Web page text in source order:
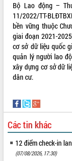
Bộ Lao động –
11/2022/TT-
bền vững thuộc
giai đoạn 2021-
cơ sở dữ liệu quốc
quản lý người lao
xây dựng cơ sở dữ
dân cư.
Các tin khác
12 điểm check-in
(07/08/2026, 17:30)